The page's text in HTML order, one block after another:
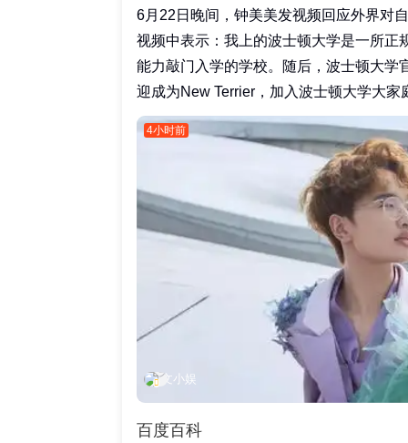
6月22日晚间，钟美美发视频回应外界对
视频中表示：我上的波士顿大学是一所正
能力敲门入学的学校。随后，波士顿大学
迎成为New Terrier，加入波士顿大学大家
4小时前
文小娱
百度百科